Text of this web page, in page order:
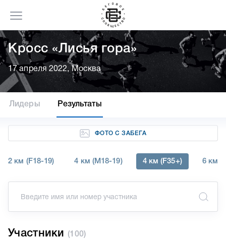
Кросс «Лисья гора»
17 апреля 2022, Москва
Лидеры Результаты
ФОТО С ЗАБЕГА
2 км (F18-19) 4 км (M18-19) 4 км (F35+) 6 км
Участники (100)